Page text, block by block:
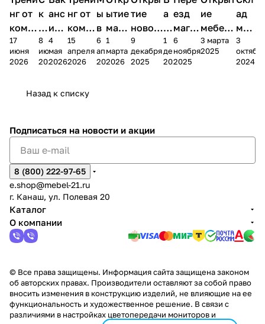
нг от
комп
ании
Мело
17
июня
2026
к
и
д
к
2
8
июня
2026
анс
ия в
Чеб
окс
4
мая
2026
нг от
комп
ании
Мело
15
апреля
2026
ы
в
М
А
6
апреля
2026
ытие
мага
зина
в
1
марта
2026
тие
новог
о
магаз
9
декабря
2025
а
к
а
н
1
декабря
2025
езд
магаз
ина в
г.
6
ноября
2025
ие
мебель
ного
салона
3 марта
2025
ад
меб
ели
пер
3
2024
Назад к списку
Подписаться на новости и акции
8 (800) 222-97-65
e.shop@mebel-21.ru
г. Канаш, ул. Полевая 20
Каталог
О компании
© Все права защищены. Информация сайта защищена законом
об авторских правах. Производители оставляют за собой право
вносить изменения в конструкцию изделий, не влияющие на ее
функциональность и художественное решение. В связи с
различиями в настройках цветопередачи мониторов и